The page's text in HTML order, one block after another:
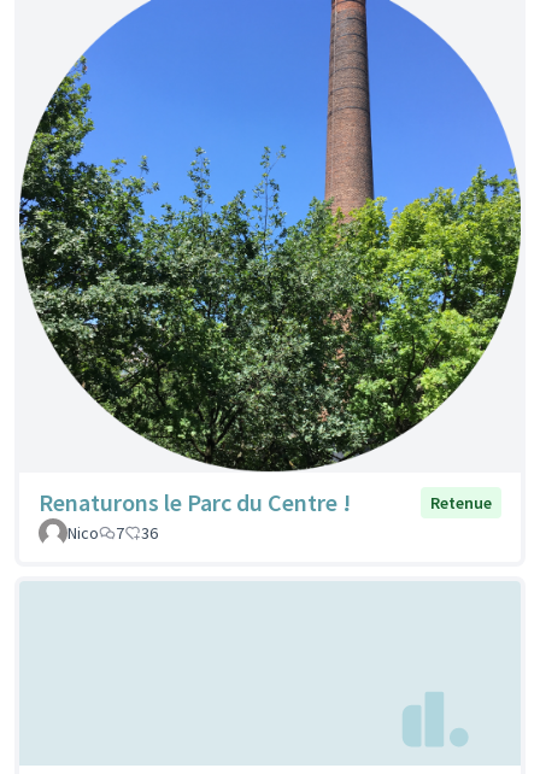
Renaturons le Parc du Centre !
Retenue
Nico
7 36